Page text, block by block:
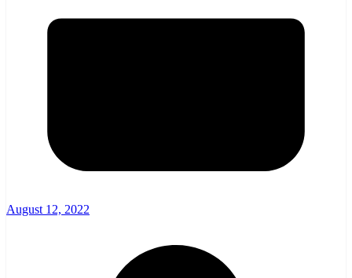
August 12, 2022